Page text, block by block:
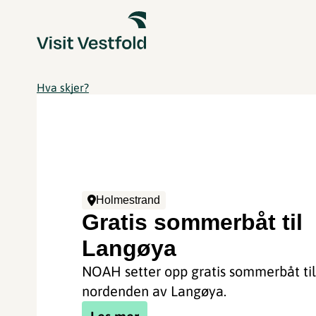
Hva skjer?
Holmestrand
Gratis sommerbåt til
Langøya
NOAH setter opp gratis sommerbåt til
nordenden av Langøya.